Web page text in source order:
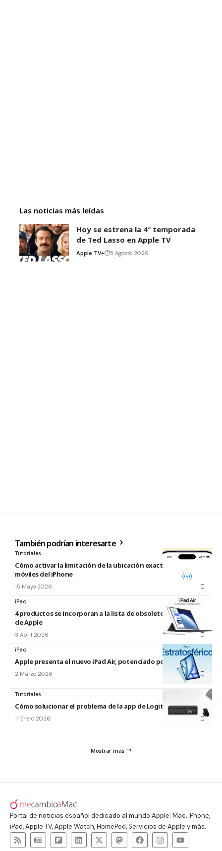
Las noticias más leídas
Hoy se estrena la 4ª temporada
de Ted Lasso en Apple TV
Apple TV+ 5 Agosto 2026
También podrían interesarte
Tutoriales
Cómo activar la limitación de la ubicación exacta para redes
móviles del iPhone
15 Mayo 2026
iPad
4 productos se incorporan a la lista de obsoletos y antiguos
de Apple
3 Abril 2026
iPad
Apple presenta el nuevo iPad Air, potenciado por el M4
2 Marzo 2026
Tutoriales
Cómo solucionar el problema de la app de Logitech para Mac
11 Enero 2026
Mostrar más
Portal de noticias español dedicado al mundo Apple: Mac, iPhone,
iPad, Apple TV, Apple Watch, HomePod, Servicios de Apple y más.